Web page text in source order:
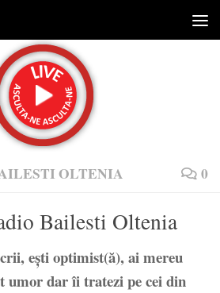
OLTENIA 0
Bailesti Oltenia
eşti optimist(ă), ai mereu
umor dar îi tratezi pe cei din